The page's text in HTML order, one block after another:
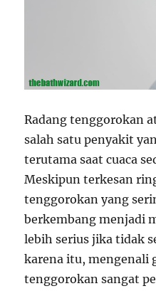
Radang tenggorokan
salah satu penyakit
terutama saat cuaca
Meskipun terkesan
tenggorokan yang
berkembang menjadi
lebih serius jika tidak
karena itu, mengenali
tenggorokan sangat